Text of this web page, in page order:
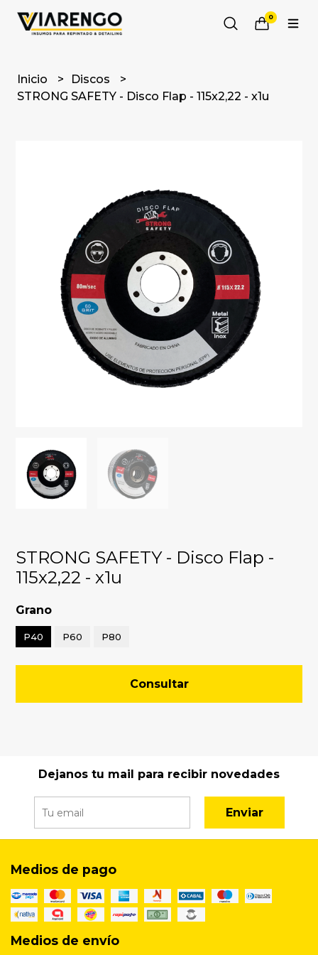
0
Inicio
Discos
STRONG SAFETY - Disco Flap - 115x2,22 - x1u
STRONG SAFETY - Disco Flap -
115x2,22 - x1u
Grano
P40 P60 P80
Consultar
Dejanos tu mail para recibir novedades
Enviar
Medios de pago
Medios de envío